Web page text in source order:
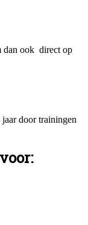
dan ook direct op
door trainingen